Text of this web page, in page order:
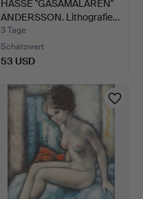
HASSE "GÅSAMÅLAREN"
ANDERSSON. Lithografie…
3 Tage
Schätzwert
53 USD